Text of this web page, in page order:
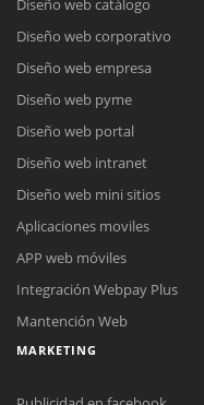
Diseño web corporativo
Diseño web empresa
Diseño web pyme
Diseño web portal
Diseño web intranet
Diseño web mini sitios
Aplicaciones moviles
APP web móviles
Integración Webpay Plus
Mantención Web
MARKETING